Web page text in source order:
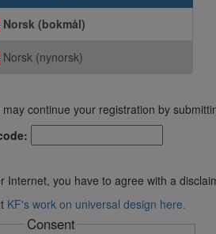
Norsk (bokmål)
Norsk (nynorsk)
continue your registration by
you have to agree with a
KF's work on universal design here.
Consent